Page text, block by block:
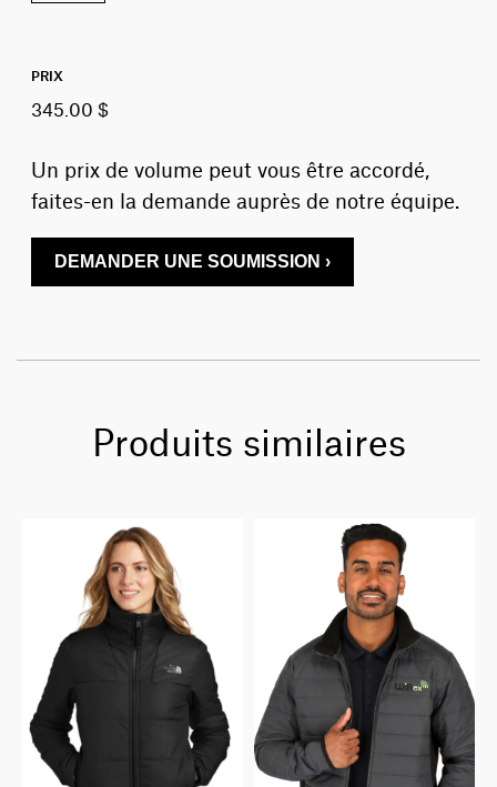
PRIX
345.00 $
Un prix de volume peut vous être accordé,
faites-en la demande auprès de notre équipe.
DEMANDER UNE SOUMISSION ›
Produits similaires